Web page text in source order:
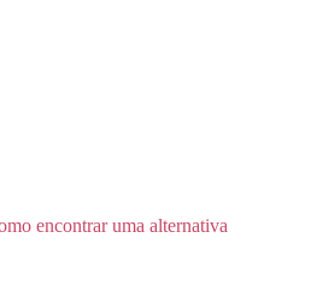
encontrar uma alternativa